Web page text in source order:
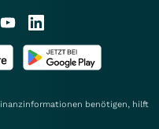
benötigen, hilft